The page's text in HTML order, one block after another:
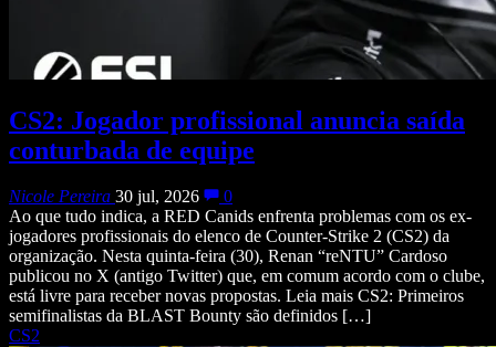
CS2: Jogador profissional anuncia saída
conturbada de equipe
Nicole Pereira 30 jul, 2026
0
Ao que tudo indica, a RED Canids enfrenta problemas com os ex-
jogadores profissionais do elenco de Counter-Strike 2 (CS2) da
organização. Nesta quinta-feira (30), Renan “reNTU” Cardoso
publicou no X (antigo Twitter) que, em comum acordo com o clube,
está livre para receber novas propostas. Leia mais CS2: Primeiros
semifinalistas da BLAST Bounty são definidos […]
CS2